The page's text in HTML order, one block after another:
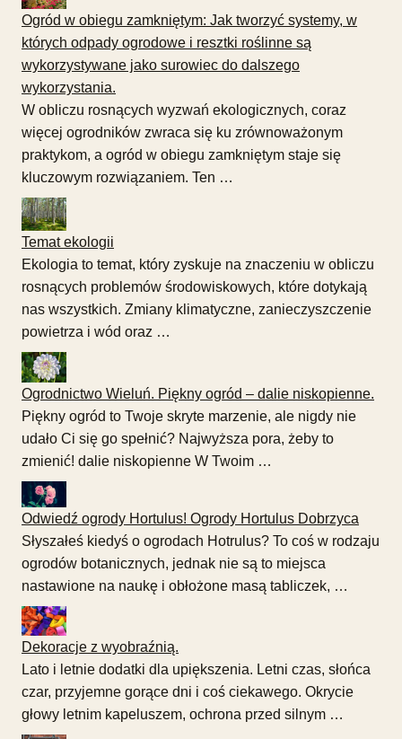
Ogród w obiegu zamkniętym: Jak tworzyć systemy, w
których odpady ogrodowe i resztki roślinne są
wykorzystywane jako surowiec do dalszego
wykorzystania.
W obliczu rosnących wyzwań ekologicznych, coraz
więcej ogrodników zwraca się ku zrównoważonym
praktykom, a ogród w obiegu zamkniętym staje się
kluczowym rozwiązaniem. Ten …
Temat ekologii
Ekologia to temat, który zyskuje na znaczeniu w obliczu
rosnących problemów środowiskowych, które dotykają
nas wszystkich. Zmiany klimatyczne, zanieczyszczenie
powietrza i wód oraz …
Ogrodnictwo Wieluń. Piękny ogród – dalie niskopienne.
Piękny ogród to Twoje skryte marzenie, ale nigdy nie
udało Ci się go spełnić? Najwyższa pora, żeby to
zmienić! dalie niskopienne W Twoim …
Odwiedź ogrody Hortulus! Ogrody Hortulus Dobrzyca
Słyszałeś kiedyś o ogrodach Hotrulus? To coś w rodzaju
ogrodów botanicznych, jednak nie są to miejsca
nastawione na naukę i obłożone masą tabliczek, …
Dekoracje z wyobraźnią.
Lato i letnie dodatki dla upiększenia. Letni czas, słońca
czar, przyjemne gorące dni i coś ciekawego. Okrycie
głowy letnim kapeluszem, ochrona przed silnym …